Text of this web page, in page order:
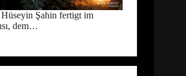
Şahin fertigt im
dem…